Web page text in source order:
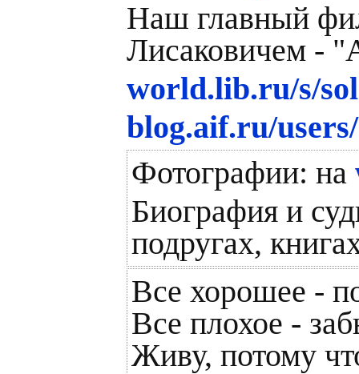
Наш главный
Лисаковичем
world.lib.ru/s/
blog.aif.ru/
Фотографии: на
Биография и
подругах,
Все хорошее -
Все плохое -
Живу, потому